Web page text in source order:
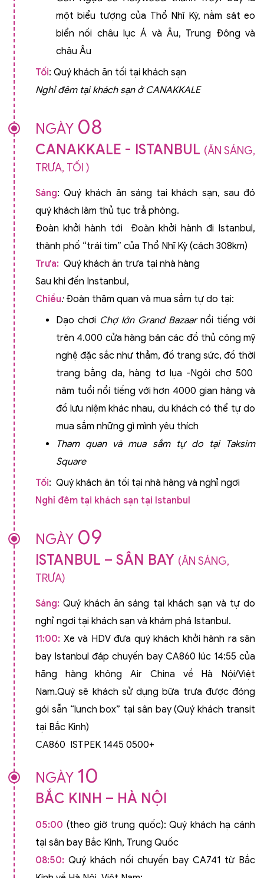
một biểu tượng của Thổ Nhĩ Kỳ, nằm sát eo
biển nối châu lục Á và Âu, Trung Đông và
châu Âu
Tối: Quý khách ăn tối tại khách sạn
Nghỉ đêm tại khách sạn ở CANAKKALE
NGÀY 08
CANAKKALE - ISTANBUL (ĂN SÁNG,
TRƯA, TỐI )
Sáng: Quý khách ăn sáng tại khách sạn, sau đó
quý khách làm thủ tục trả phòng.
Đoàn khởi hành tới Đoàn khởi hành đi Istanbul,
thành phố “trái tim” của Thổ Nhĩ Kỳ (cách 308km)
Trưa: Quý khách ăn trưa tại nhà hàng
Sau khi đến Instanbul,
Chiều:Đoàn thăm quan và mua sắm tự do tại:
Dạo chơi Chợ lớn Grand Bazaar nổi tiếng với
trên 4.000 cửa hàng bán các đồ thủ công mỹ
nghệ đặc sắc như thảm, đồ trang sức, đồ thời
trang bằng da, hàng tơ lụa -Ngôi chợ 500
năm tuổi nổi tiếng với hơn 4000 gian hàng và
đồ lưu niệm khác nhau, du khách có thể tự do
mua sắm những gì mình yêu thích
Tham quan và mua sắm tự do tại Taksim
Square
Tối: Quý khách ăn tối tại nhà hàng và nghỉ ngơi
Nghỉ đêm tại khách sạn tại Istanbul
NGÀY 09
ISTANBUL – SÂN BAY (ĂN SÁNG,
TRƯA)
Sáng:Quý khách ăn sáng tại khách sạn và tự do
nghỉ ngơi tại khách sạn và khám phá Istanbul.
11:00: Xe và HDV đưa quý khách khởi hành ra sân
bay Istanbul đáp chuyến bay CA860 lúc 14:55 của
hãng hàng không Air China về Hà Nội/Việt
Nam.Quý sẽ khách sử dụng bữa trưa được đóng
gói sẵn “lunch box” tại sân bay (Quý khách transit
tại Bắc Kinh)
CA860 ISTPEK 1445 0500+
NGÀY 10
BẮC KINH – HÀ NỘI
05:00 (theo giờ trung quốc): Quý khách hạ cánh
tại sân bay Bắc Kinh, Trung Quốc
08:50: Quý khách nối chuyến bay CA741 từ Bắc